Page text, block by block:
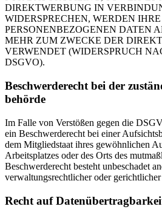
DIREKTWERBUNG IN
WIDERSPRECHEN, WERDEN IHRE
PERSONENBEZOGENEN DATEN
MEHR ZUM ZWECKE DER
VERWENDET (WIDERSPRUCH
DSGVO).
Beschwerde­recht bei der
behörde
Im Falle von Verstößen gegen die
ein Beschwerderecht bei einer
dem Mitgliedstaat ihres gewöhnlichen
Arbeitsplatzes oder des Orts des
Beschwerderecht besteht unbeschadet
verwaltungsrechtlicher oder
Recht auf